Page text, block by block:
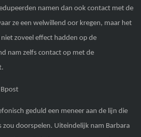
namen dan ook contact met de
ze een welwillend oor kregen, maar het
zoveel effect hadden op de
nam zelfs contact op met de
geduld een meneer aan de lijn die
zou doorspelen. Uiteindelijk nam Barbara